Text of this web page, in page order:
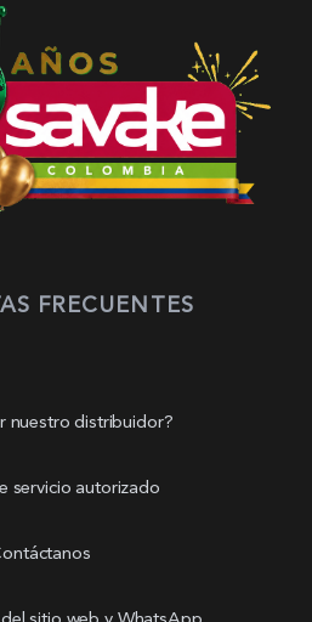
FRECUENTES
nuestro distribuidor?
servicio autorizado